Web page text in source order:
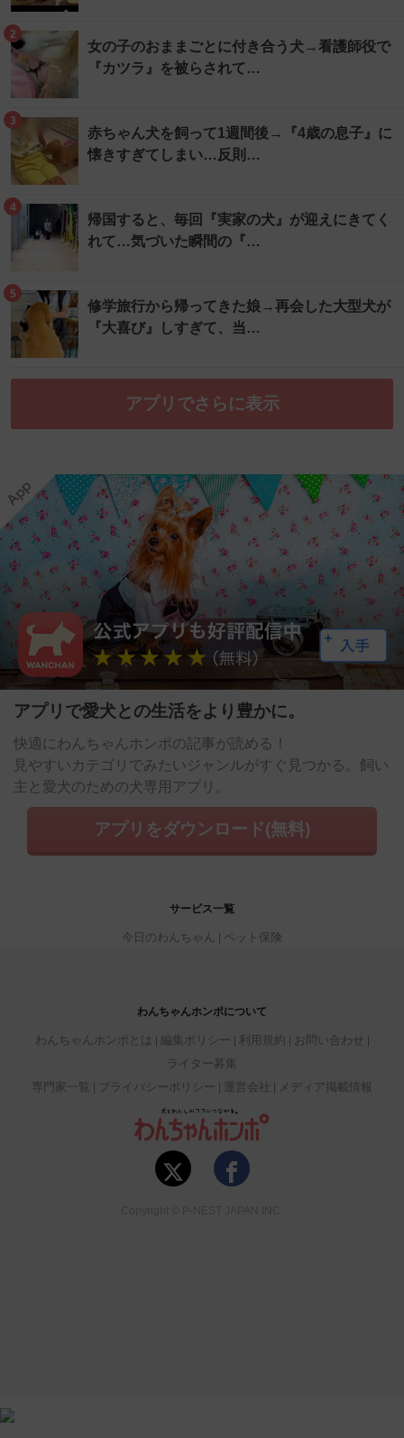
2
女の子のおままごとに付き合う犬→看護師役で
『カツラ』を被らされて…
3
赤ちゃん犬を飼って1週間後→『4歳の息子』に
懐きすぎてしまい…反則…
4
帰国すると、毎回『実家の犬』が迎えにきてく
れて…気づいた瞬間の『…
5
修学旅行から帰ってきた娘→再会した大型犬が
『大喜び』しすぎて、当…
アプリでさらに表示
アプリで愛犬との生活をより豊かに。
快適にわんちゃんホンポの記事が読める！
見やすいカテゴリでみたいジャンルがすぐ見つかる。飼い
主と愛犬のための犬専用アプリ。
アプリをダウンロード(無料)
サービス一覧
今日のわんちゃん ペット保険
わんちゃんホンポについて
わんちゃんホンポとは 編集ポリシー 利用規約
お問い合わせ
ライター募集
専門家一覧
プライバシーポリシー 運営会社 メディア掲載情報